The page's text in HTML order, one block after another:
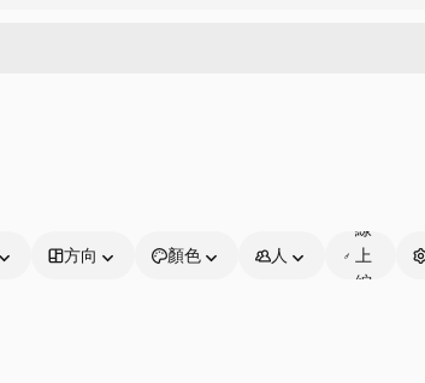
方向 顏色 人
線
上
編